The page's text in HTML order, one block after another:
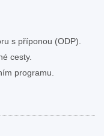
s příponou (ODP).
cesty.
programu.